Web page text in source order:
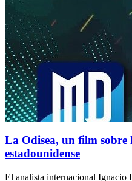
La Odisea, un film
estadounidense
El analista internacional Ignacio